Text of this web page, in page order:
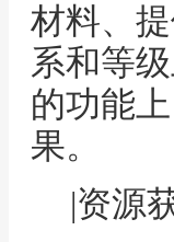
材料、
系和等
的功能
果。
|资源